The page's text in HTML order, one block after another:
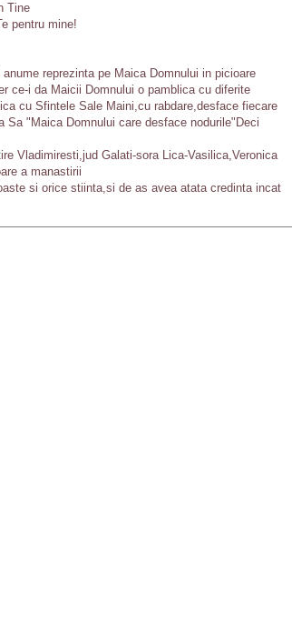
Tine
pentru mine!
reprezinta pe Maica Domnului in picioare
ce-i da Maicii Domnului o pamblica cu diferite
cu Sfintele Sale Maini,cu rabdare,desface fiecare
Sa "Maica Domnului care desface nodurile"Deci
Vladimiresti,jud Galati-sora Lica-Vasilica,Veronica
a manastirii
si orice stiinta,si de as avea atata credinta incat